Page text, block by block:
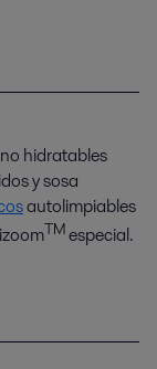
hidratables
y sosa
autolimpiables
TMespecial.